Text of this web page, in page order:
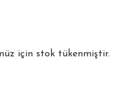
için stok tükenmiştir.